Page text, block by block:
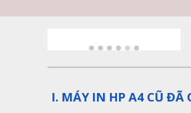
I. MÁY IN HP A4 CŨ ĐÃ